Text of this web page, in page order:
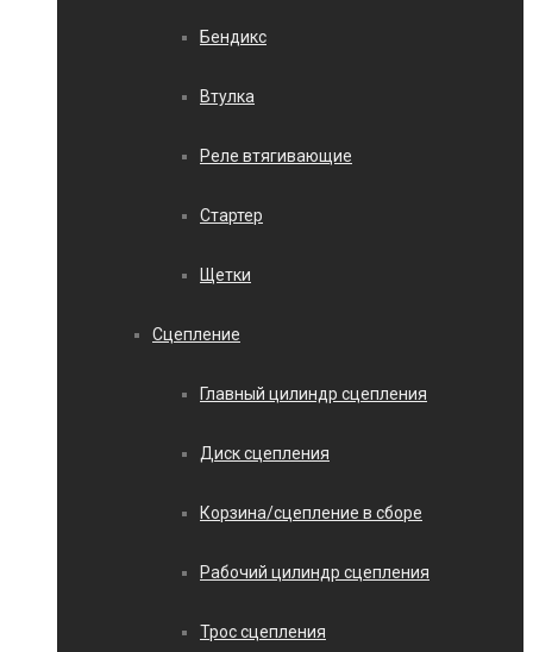
Бендикс
Втулка
Реле втягивающие
Стартер
Щетки
Сцепление
Главный цилиндр сцепления
Диск сцепления
Корзина/сцепление в сборе
Рабочий цилиндр сцепления
Трос сцепления